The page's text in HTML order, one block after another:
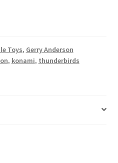
Toys, Gerry Anderson
, konami, thunderbirds